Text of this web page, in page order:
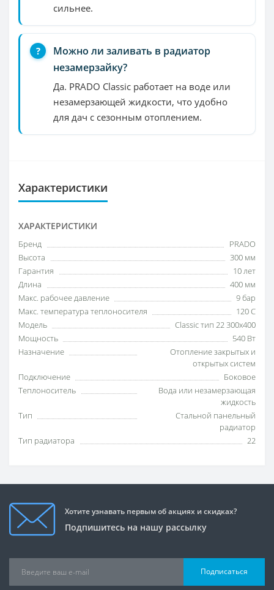
сильнее.
Можно ли заливать в радиатор
незамерзайку?
Да. PRADO Classic работает на воде или
незамерзающей жидкости, что удобно
для дач с сезонным отоплением.
Характеристики
ХАРАКТЕРИСТИКИ
Бренд
PRADO
Высота
300 мм
Гарантия
10 лет
Длина
400 мм
Макс. рабочее давление
9 бар
Макс. температура теплоносителя
120 C
Модель
Classic тип 22 300x400
Мощность
540 Вт
Назначение
Отопление закрытых и
открытых систем
Подключение
Боковое
Теплоноситель
Вода или незамерзающая
жидкость
Тип
Стальной панельный
радиатор
Тип радиатора
22
Хотите узнавать первым об акциях и скидках?
Подпишитесь на нашу рассылку
Подписаться